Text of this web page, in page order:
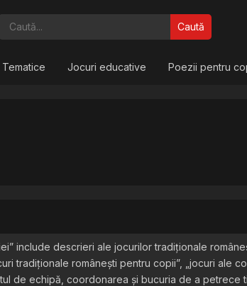
Caută
Jocuri educative Poezii pentru
include descrieri ale jocurilor tradiționale
tradiționale românești pentru copii”, „jocuri ale
de echipă, coordonarea și bucuria de a petrece